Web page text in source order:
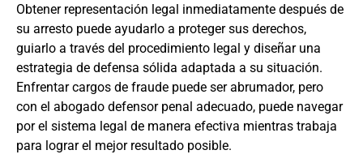
Obtener representación legal inmediatamente después de
su arresto puede ayudarlo a proteger sus derechos,
guiarlo a través del procedimiento legal y diseñar una
estrategia de defensa sólida adaptada a su situación.
Enfrentar cargos de fraude puede ser abrumador, pero
con el abogado defensor penal adecuado, puede navegar
por el sistema legal de manera efectiva mientras trabaja
para lograr el mejor resultado posible.